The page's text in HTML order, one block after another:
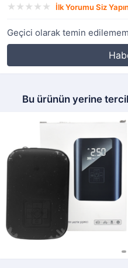
İlk Yorumu Siz
Geçici olarak temin
Bu ürünün yerine